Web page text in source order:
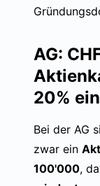
AG:
20%
Bei der AG
zwar ein
100'000,